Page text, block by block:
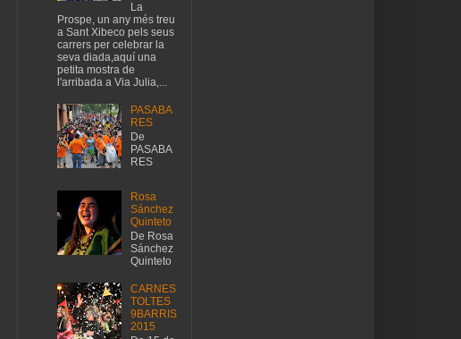
La
Prospe, un any més treu
a Sant Xibeco pels seus
carrers per celebrar la
seva diada,aquí una
petita mostra de
l'arribada a Via Julia,...
PASABA
RES
De
PASABA
RES
Rosa
Sánchez
Quinteto
De Rosa
Sánchez
Quinteto
CARNES
TOLTES
9BARRIS
2015